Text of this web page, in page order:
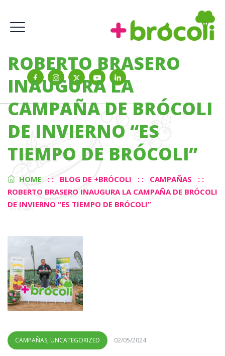
ROBERTO BRASERO
INAUGURA LA
CAMPAÑA DE BRÓCOLI
DE INVIERNO “ES
TIEMPO DE BRÓCOLI”
HOME : : BLOG DE +BRÓCOLI : : CAMPAÑAS : :
ROBERTO BRASERO INAUGURA LA CAMPAÑA DE BRÓCOLI
DE INVIERNO “ES TIEMPO DE BRÓCOLI”
CAMPAÑAS, UNCATEGORIZED 02/05/2024